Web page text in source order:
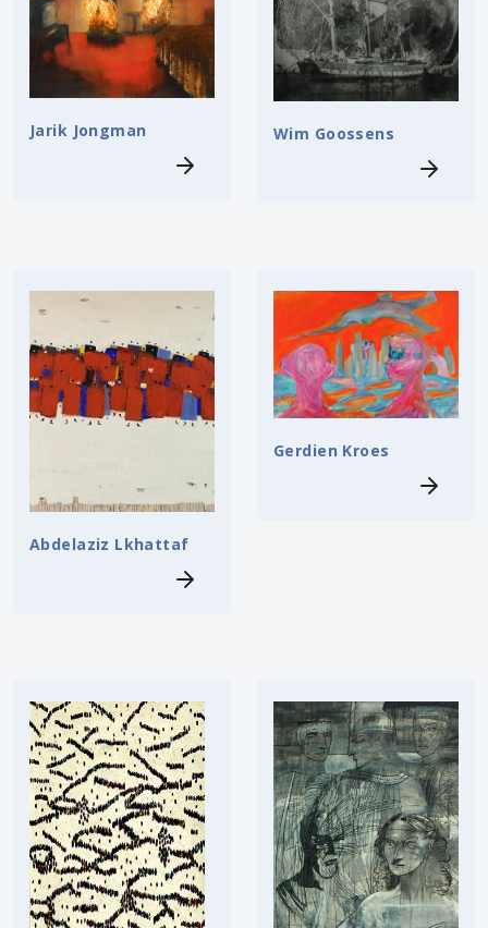
Jarik Jongman Wim Goossens
Abdelaziz Lkhattaf
Gerdien Kroes